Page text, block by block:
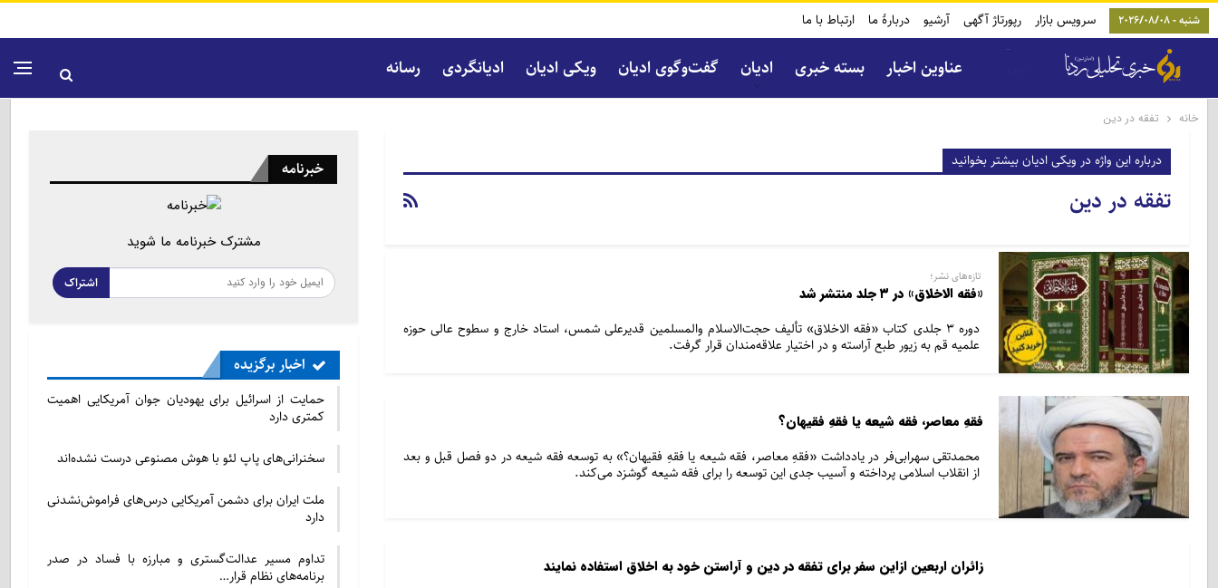
شنبه - 2026/08/08 سرویس بازار رپورتاژ آگهی آرشیو دربارۀ ما ارتباط با ما
عناوین اخبار بسته خبری ادیان گفت‌و‌گوی ادیان ویکی ادیان ادیانگردی رسانه
خانه تفقه در دین
درباره این واژه در ویکی ادیان بیشتر بخوانید
تفقه در دین
تازه‌های نشر؛
«فقه الاخلاق» در ۳ جلد منتشر شد
دوره ۳ جلدی کتاب «فقه الاخلاق» تألیف حجت‌الاسلام والمسلمین قدیرعلی شمس، استاد خارج و سطوح عالی حوزه
علمیه قم به زیور طبع آراسته و در اختیار علاقه‌مندان قرار گرفت.
فقهِ معاصر، فقه شیعه یا فقهِ فقیهان؟
محمدتقی سهرابی‌فر در یادداشت «فقهِ معاصر، فقه شیعه یا فقهِ فقیهان؟» به توسعه فقه شیعه در دو فصل قبل و بعد
از انقلاب اسلامی پرداخته و آسیب جدی این توسعه را برای فقه شیعه گوشزد می‌کند.
زائران اربعین ازاین سفر برای تفقه در دین و آراستن خود به اخلاق استفاده نمایند
خبرنامه
مشترک خبرنامه ما شوید
اشتراک
اخبار برگزیده
حمایت از اسرائیل برای یهودیان جوان آمریکایی اهمیت
کمتری دارد
سخنرانی‌های پاپ لئو با هوش مصنوعی درست نشده‌اند
ملت ایران برای دشمن آمریکایی درس‌های فراموش‌نشدنی
دارد
تداوم مسیر عدالت‌گستری و مبارزه با فساد در صدر
برنامه‌های نظام قرار…